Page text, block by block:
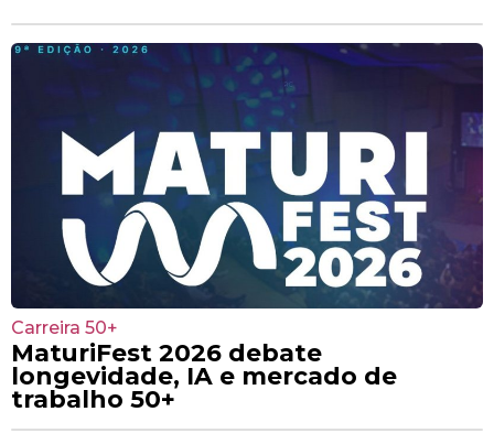
Carreira 50+
MaturiFest 2026 debate
longevidade, IA e mercado de
trabalho 50+